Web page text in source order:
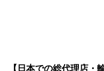
【日本での総代理店・